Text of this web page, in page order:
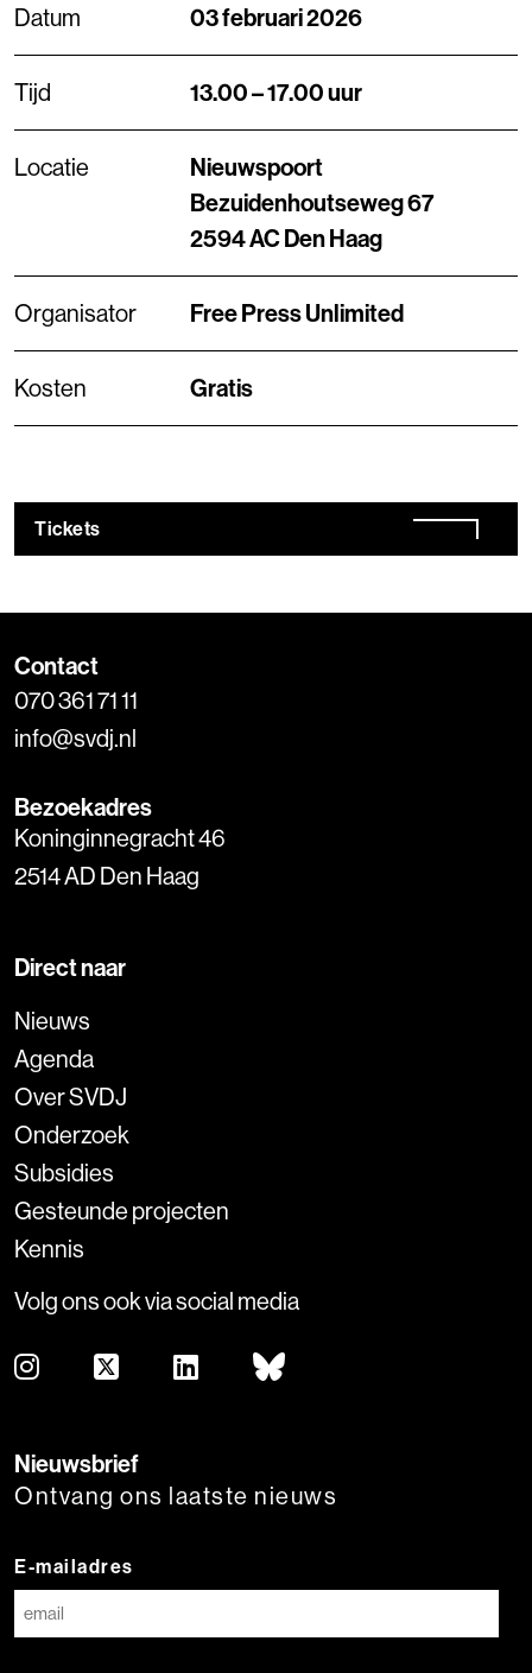
Datum 03 februari 2026
Tijd 13.00 – 17.00 uur
Locatie
Nieuwspoort
Bezuidenhoutseweg 67
2594 AC Den Haag
Organisator Free Press Unlimited
Kosten Gratis
Tickets
Contact
070 361 71 11
info@svdj.nl
Bezoekadres
Koninginnegracht 46
2514 AD Den Haag
Direct naar
Nieuws
Agenda
Over SVDJ
Onderzoek
Subsidies
Gesteunde projecten
Kennis
Volg ons ook via social media
Nieuwsbrief
Ontvang ons laatste nieuws
E-mailadres